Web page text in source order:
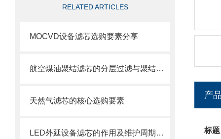
RELATED ARTICLES
MOCVD设备滤芯选购要素分享
航空煤油聚结滤芯的分层过滤与聚结分离原理
天然气滤芯的核心选购要素
LED外延设备滤芯的作用及维护周期科普
产
标